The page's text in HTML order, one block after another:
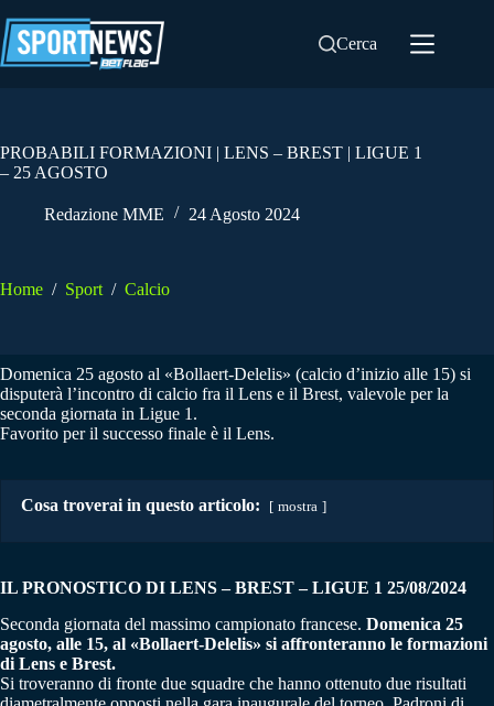
al
contenuto
Cerca
PROBABILI FORMAZIONI | LENS – BREST | LIGUE 1
– 25 AGOSTO
Redazione MME 24 Agosto 2024
Home / Sport / Calcio
Domenica 25 agosto al «Bollaert-Delelis» (calcio d’inizio alle 15) si
disputerà l’incontro di calcio fra il Lens e il Brest, valevole per la
seconda giornata in Ligue 1.
Favorito per il successo finale è il Lens.
Cosa troverai in questo articolo: mostra
IL PRONOSTICO DI LENS – BREST – LIGUE 1 25/08/2024
Seconda giornata del massimo campionato francese. Domenica 25
agosto, alle 15, al «Bollaert-Delelis» si affronteranno le formazioni
di Lens e Brest.
Si troveranno di fronte due squadre che hanno ottenuto due risultati